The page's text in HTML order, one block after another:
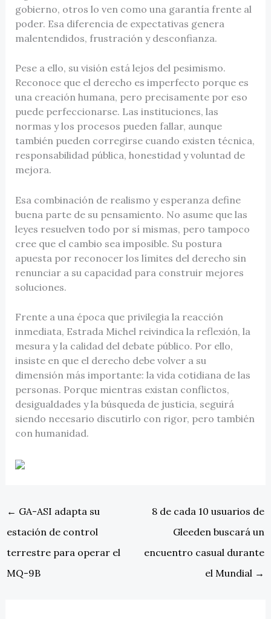
gobierno, otros lo ven como una garantía frente al
poder. Esa diferencia de expectativas genera
malentendidos, frustración y desconfianza.
Pese a ello, su visión está lejos del pesimismo.
Reconoce que el derecho es imperfecto porque es
una creación humana, pero precisamente por eso
puede perfeccionarse. Las instituciones, las
normas y los procesos pueden fallar, aunque
también pueden corregirse cuando existen técnica,
responsabilidad pública, honestidad y voluntad de
mejora.
Esa combinación de realismo y esperanza define
buena parte de su pensamiento. No asume que las
leyes resuelven todo por sí mismas, pero tampoco
cree que el cambio sea imposible. Su postura
apuesta por reconocer los límites del derecho sin
renunciar a su capacidad para construir mejores
soluciones.
Frente a una época que privilegia la reacción
inmediata, Estrada Michel reivindica la reflexión, la
mesura y la calidad del debate público. Por ello,
insiste en que el derecho debe volver a su
dimensión más importante: la vida cotidiana de las
personas. Porque mientras existan conflictos,
desigualdades y la búsqueda de justicia, seguirá
siendo necesario discutirlo con rigor, pero también
con humanidad.
← GA-ASI adapta su
estación de control
terrestre para operar el
MQ-9B
8 de cada 10 usuarios de
Gleeden buscará un
encuentro casual durante
el Mundial →